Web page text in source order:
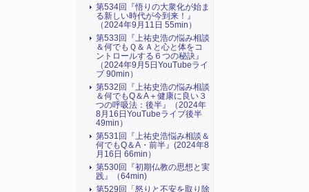
第534回『悟りの大衆化が始ま
る新しい時代が今到来！』
（2024年9月11日 55min）
第533回『上祐史浩の悩み相談
＆何でもＱ＆Ａと心と体をコ
ントロールする６つの秘訣』
（2024年9月5日YouTubeライ
ブ 90min）
第532回『上祐史浩の悩み相談
＆何でもQ＆A＋健康に良い３
つの呼吸法：後半』（2024年
8月16日YouTubeライブ後半
49min）
第531回『上祐史浩悩み相談＆
何でもQ＆A・前半』(2024年8
月16日 66min）
第530回『初期仏教の思想と実
践』（64min)
第529回「怒りと不安を取り除